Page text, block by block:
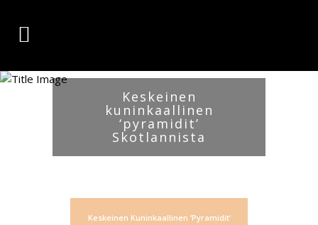
Keskeinen
kuninkaallinen
‘pyramidit’
Skotlannista
Keskeinen Kuninkaallinen ‘pyramidit’